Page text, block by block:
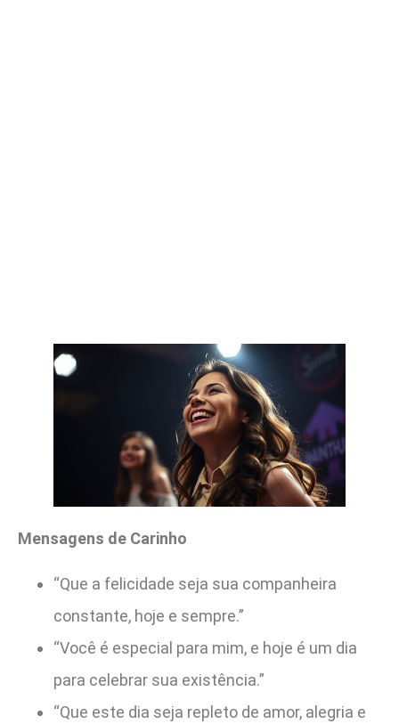
Mensagens de Carinho
“Que a felicidade seja sua companheira
constante, hoje e sempre.”
“Você é especial para mim, e hoje é um dia
para celebrar sua existência.”
“Que este dia seja repleto de amor, alegria e